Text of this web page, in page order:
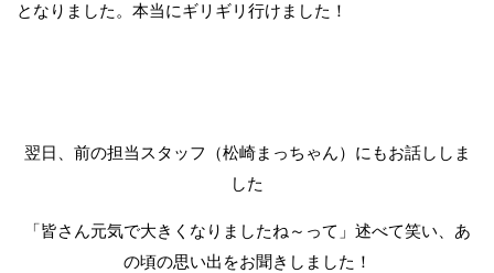
となりました。本当にギリギリ行けました！
翌日、前の担当スタッフ（松崎まっちゃん）にもお話ししま
した
「皆さん元気で大きくなりましたね～って」述べて笑い、あ
の頃の思い出をお聞きしました！